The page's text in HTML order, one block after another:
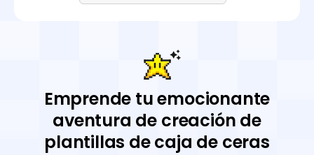
Emprende tu emocionante
aventura de creación de
plantillas de caja de ceras